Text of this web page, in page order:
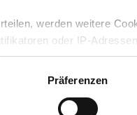
werden weitere
oder IP-
der Speicherung aller
die unten jeweils
auswählen, werden
Präferenzen
gilt nur für den
beim Besuch der
Anmeldung zur
und Abholung an der